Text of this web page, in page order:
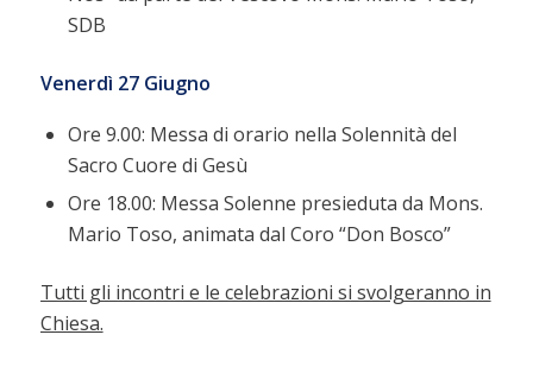
SDB
Venerdì 27 Giugno
Ore 9.00: Messa di orario nella Solennità del
Sacro Cuore di Gesù
Ore 18.00: Messa Solenne presieduta da Mons.
Mario Toso, animata dal Coro “Don Bosco”
Tutti gli incontri e le celebrazioni si svolgeranno in
Chiesa.